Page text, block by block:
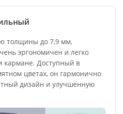
толщины до 7,9 мм,
эргономичен и легко
кармане. Доступный в
цветах, он гармонично
дизайн и улучшенную